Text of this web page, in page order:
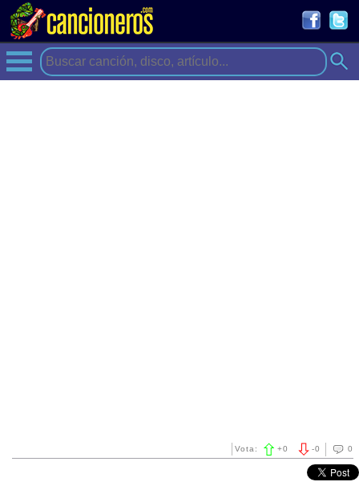
0
-0
Vota: +0